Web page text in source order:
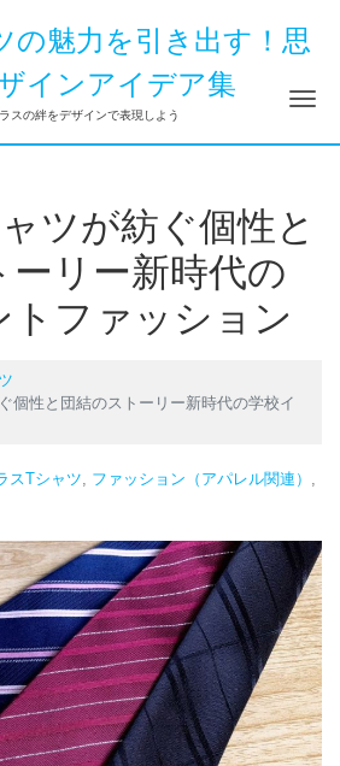
の魅力を引き出す！思
インアイデア集
スの絆をデザインで表現しよう ナ
ツが紡ぐ個性と
ーリー新時代の
トファッション
個性と団結のストーリー新時代の学校イ
スTシャツ, ファッション（アパレル関連） ,